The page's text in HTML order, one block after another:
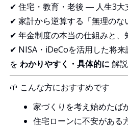
✔ 住宅・教育・老後 ― 人生3大
✔ 家計から逆算する「無理のな
✔ 年金制度の本当の仕組みと、
✔ NISA・iDeCoを活用した将来
を わかりやすく・具体的に 解
🌱 こんな方におすすめです
家づくりを考え始めたば
住宅ローンに不安がある